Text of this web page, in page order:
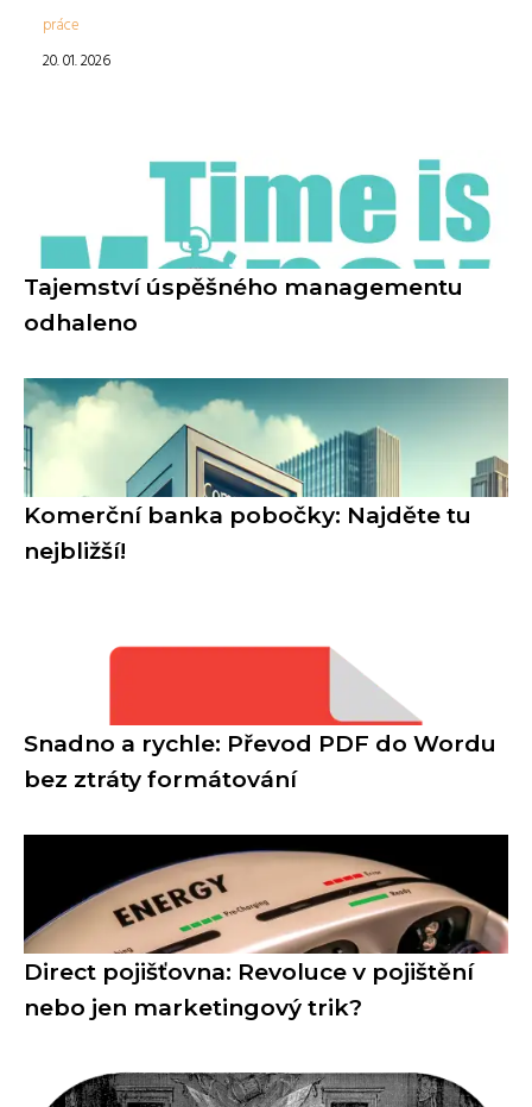
práce
20. 01. 2026
Tajemství úspěšného managementu
odhaleno
Komerční banka pobočky: Najděte tu
nejbližší!
Snadno a rychle: Převod PDF do Wordu
bez ztráty formátování
Direct pojišťovna: Revoluce v pojištění
nebo jen marketingový trik?